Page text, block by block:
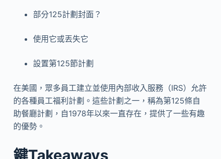
部分125計劃封面？
使用它或丟失它
設置第125節計劃
在美國，眾多員工建立並使用內部收入服務（IRS）允許
的各種員工福利計劃。這些計劃之一，稱為第125條自
助餐廳計劃，自1978年以來一直存在，提供了一些有趣
的優勢。
鍵Takeaways